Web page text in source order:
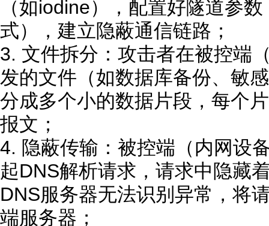
（如iodine），配置好隧道参
式），建立隐蔽通信链路；
3. 文件拆分：攻击者在被控端
发的文件（如数据库备份、敏
分成多个小的数据片段，每个
报文；
4. 隐蔽传输：被控端（内网设
起DNS解析请求，请求中隐藏
DNS服务器无法识别异常，将
端服务器；